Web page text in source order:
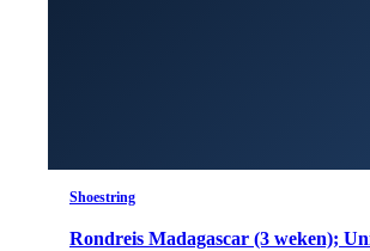
Shoestring
Rondreis Madagascar (3 weken);